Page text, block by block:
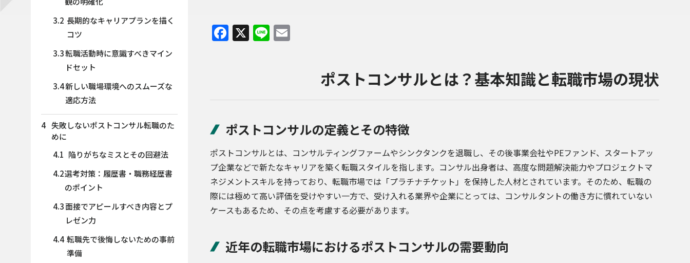
3.2 長期的なキャリアプランを描く
コツ
3.3転職活動時に意識すべきマイン
ドセット
3.4新しい職場環境へのスムーズな
適応方法
4 失敗しないポストコンサル転職のた
めに
4.1 陥りがちなミスとその回避法
4.2選考対策：履歴書・職務経歴書
のポイント
4.3面接でアピールすべき内容とプ
レゼン力
4.4 転職先で後悔しないための事前
準備
Facebook
X LineEmail
ポストコンサルとは？基本知識と転職市場の現状
ポストコンサルの定義とその特徴
ポストコンサルとは、コンサルティングファームやシンクタンクを退職し、その後事業会社やPEファンド、スタートアッ
プ企業などで新たなキャリアを築く転職スタイルを指します。コンサル出身者は、高度な問題解決能力やプロジェクトマ
ネジメントスキルを持っており、転職市場では「プラチナチケット」を保持した人材とされています。そのため、転職の
際には極めて高い評価を受けやすい一方で、受け入れる業界や企業にとっては、コンサルタントの働き方に慣れていない
ケースもあるため、その点を考慮する必要があります。
近年の転職市場におけるポストコンサルの需要動向